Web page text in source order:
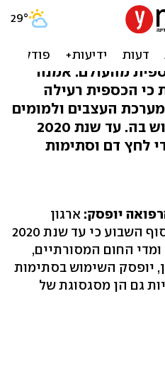
השימוש
מהעולם: אמנה
כי הכספית רעילה
העצבים ולמומים
בעובר, לכן ייאסר השימוש בה. עד שנת 2020
לחץ דם וסתימות
יופסק: ארגון
הבריאות העולמי הודיע בסוף השבוע כי עד שנת 2020
ומדי החום המסורתיים,
יופסק השימוש בסתימות
גם הן מסגסוגת של